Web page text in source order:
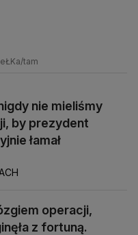
tam
nie mieliśmy
by prezydent
łamał
operacji,
z fortuną.